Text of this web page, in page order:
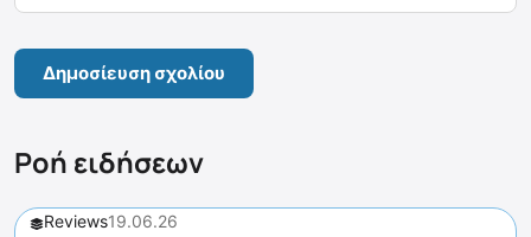
Ροή ειδήσεων
Reviews19.06.26